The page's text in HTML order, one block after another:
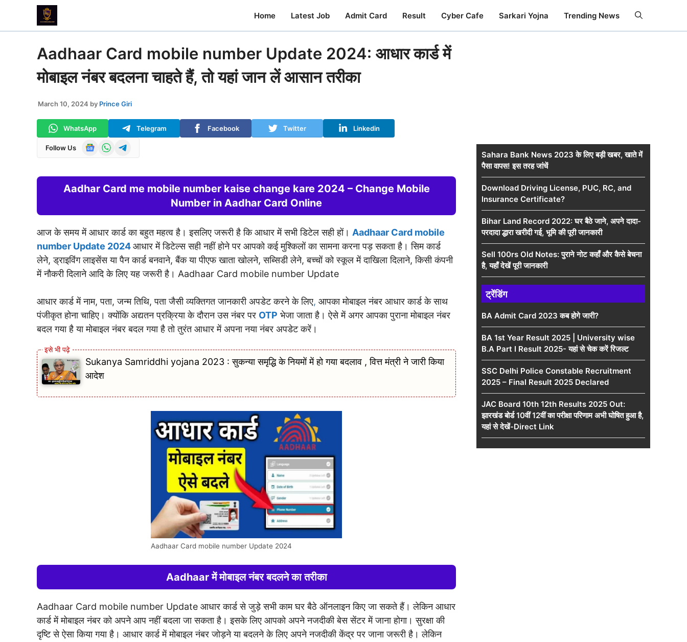
content
Home Latest Job Admit Card Result Cyber Cafe Sarkari Yojna Trending News
Aadhaar Card mobile number Update 2024: आधार कार्ड में
मोबाइल नंबर बदलना चाहते हैं, तो यहां जान लें आसान तरीका
March 10, 2024 by Prince Giri
WhatsApp Telegram Facebook Twitter Linkedin
Follow Us
Aadhar Card me mobile number kaise change kare 2024 – Change Mobile
Number in Aadhar Card Online
आज के समय में आधार कार्ड का बहुत महत्व है। इसलिए जरूरी है कि आधार में सभी डिटेल सही हों। Aadhaar Card mobile
number Update 2024आधार में डिटेल्स सही नहीं होने पर आपको कई मुश्किलों का सामना करना पड़ सकता है। सिम कार्ड
लेने, ड्राइविंग लाइसेंस या पैन कार्ड बनवाने, बैंक या पीएफ खाता खोलने, सब्सिडी लेने, बच्चों को स्कूल में दाखिला दिलाने, किसी कंपनी
में नौकरी दिलाने आदि के लिए यह जरूरी है। Aadhaar Card mobile number Update
आधार कार्ड में नाम, पता, जन्म तिथि, पता जैसी व्यक्तिगत जानकारी अपडेट करने के लिए, आपका मोबाइल नंबर आधार कार्ड के साथ
पंजीकृत होना चाहिए। क्योंकि अद्यतन प्रक्रिया के दौरान उस नंबर पर OTP भेजा जाता है। ऐसे में अगर आपका पुराना मोबाइल नंबर
बदल गया है या मोबाइल नंबर बदल गया है तो तुरंत आधार में अपना नया नंबर अपडेट करें।
Sukanya Samriddhi yojana 2023 : सुकन्या समृद्ध‍ि के न‍ियमों में हो गया बदलाव , वित्त मंत्री ने जारी किया
आदेश
Aadhaar Card mobile number Update 2024
Aadhaar में मोबाइल नंबर बदलने का तरीका
Aadhaar Card mobile number Update आधार कार्ड से जुड़े सभी काम घर बैठे ऑनलाइन किए जा सकते हैं। लेकिन आधार
कार्ड में मोबाइल नंबर को अपने आप नहीं बदला जा सकता है। इसके लिए आपको अपने नजदीकी बेस सेंटर में जाना होगा। सुरक्षा की
दृष्टि से ऐसा किया गया है। आधार कार्ड में मोबाइल नंबर जोड़ने या बदलने के लिए अपने नजदीकी केंद्र पर जाना जरूरी है। लेकिन
Sahara Bank News 2023 के लिए बड़ी खबर, खाते में
पैसा वापस! इस तरह जांचें
Download Driving License, PUC, RC, and
Insurance Certificate?
Bihar Land Record 2022: घर बैठे जाने, अपने दादा-
परदादा द्धारा खरीदी गई, भूमि की पूरी जानकारी
Sell 100rs Old Notes: पुराने नोट कहाँ और कैसे बेचना
है, यहाँ देखें पूरी जानकारी
ट्रेंडिंग
BA Admit Card 2023 कब होगे जारी?
BA 1st Year Result 2025 | University wise
B.A Part I Result 2025- यहां से चेक करें रिजल्ट
SSC Delhi Police Constable Recruitment
2025 – Final Result 2025 Declared
JAC Board 10th 12th Results 2025 Out:
झारखंड बोर्ड 10वीं 12वीं का परीक्षा परिणाम अभी घोषित हुआ है,
यहां से देखें-Direct Link